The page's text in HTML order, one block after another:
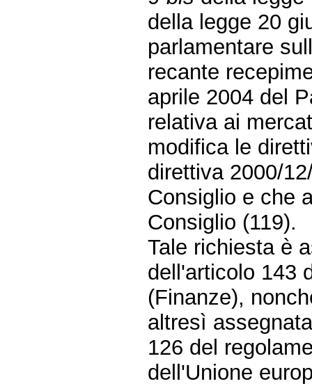
della legge 20
parlamentare
recante
aprile 2004 del
relativa ai
modifica le
direttiva 2000/
Consiglio e che
Consiglio (119).
Tale richiesta è
dell'articolo 143
(Finanze),
altresì
126 del
dell'Unione